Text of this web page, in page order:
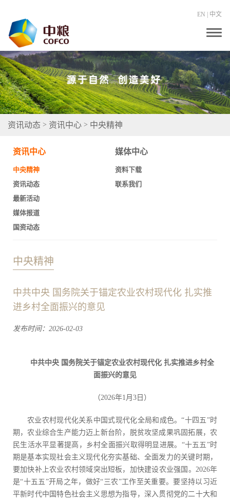
EN 中文
T
g
g
e
n
a
v
i
资讯动态 > 资讯中心 > 中央精神
资讯中心
中央精神
资讯动态
最新活动
媒体报道
国资动态
媒体中心
资料下载
联系我们
中央精神
中共中央 国务院关于锚定农业农村现代化 扎实推
进乡村全面振兴的意见
发布时间：2026-02-03
中共中央 国务院关于锚定农业农村现代化 扎实推进乡村全
面振兴的意见
（2026年1月3日）
农业农村现代化关系中国式现代化全局和成色。“十四五”时
期，农业综合生产能力迈上新台阶，脱贫攻坚成果巩固拓展，农
民生活水平显著提高，乡村全面振兴取得明显进展。“十五五”时
期是基本实现社会主义现代化夯实基础、全面发力的关键时期，
要加快补上农业农村领域突出短板，加快建设农业强国。2026年
是“十五五”开局之年，做好“三农”工作至关重要。要坚持以习近
平新时代中国特色社会主义思想为指导，深入贯彻党的二十大和